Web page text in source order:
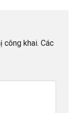
công khai. Các